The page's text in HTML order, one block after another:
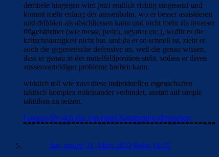
dembele hingegen wird jetzt endlich richtig eingesetzt und
kommt mehr enlang der aussenbahn, wo er besser assisitieren
und dribblen als abschliessen kann und nicht mehr als inverser
flügelstürmer (wie messi, pedro, neymar etc.), wofür er die
kaltschnäuzigkeit nicht hat. und da er so schnell ist, zieht er
auch die gegenerische defensive an, weil die genau wissen,
dass er genau in der mittelfeldposition steht, sodass er deren
aussenverteidiger probleme breiten kann.
wirklich toll wie xavi diese individuellen eigenschaften
taktisch komplex miteinander verbindet, anstatt auf simple
taktitken zu setzen.
Loggen Sie sich ein, um einen Kommentar abzugeben
fati_araujo 21. März 2022 Beim 14:25